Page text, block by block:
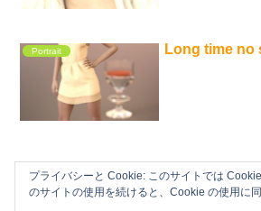
Portrait Long time no
プライバシーと Cookie: このサイトでは
のサイトの使用を続けると、Cookie の使用に